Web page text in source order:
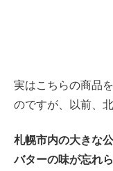
実はこちらの商品
のですが、以前、
札幌市内の大きな
バターの味が忘れ